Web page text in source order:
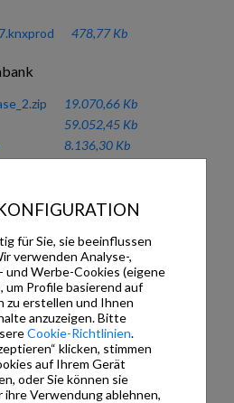
478,77 Kb
19.070,66 Kb
59.052,45 Kb
8.136,30 Kb
207,10 Kb
2.132,66
Kb
2.257,47
Kb
2.131,25
Kb
11.451,44
für Sie, sie beeinflussen
verwenden Analyse-,
und Werbe-Cookies (eigene
Profile basierend auf
zu erstellen und Ihnen
anzuzeigen. Bitte
Cookie-Richtlinien.
klicken, stimmen
auf Ihrem Gerät
oder Sie können sie
Verwendung ablehnen,